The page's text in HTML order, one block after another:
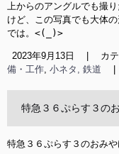
上からのアングルでも撮
けど、この写真でも大体
では。<(_)>
2023年9月13日 カ
備・工作, 小ネタ, 鉄道
特急３６ぷらす３の
特急３６ぷらす３のおみや